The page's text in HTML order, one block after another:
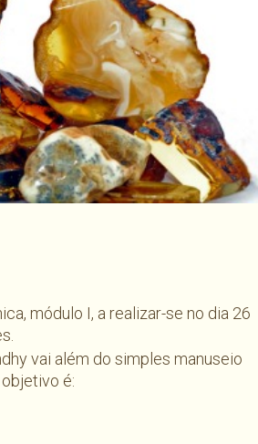
módulo I, a realizar-se no dia 26
vai além do simples manuseio
é: